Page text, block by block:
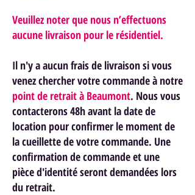
Veuillez noter que nous n’effectuons
aucune livraison pour le résidentiel.
Il n'y a aucun frais de livraison si vous
venez chercher votre commande à notre
point de retrait à Beaumont. Nous vous
contacterons 48h avant la date de
location pour confirmer le moment de
la cueillette de votre commande. Une
confirmation de commande et une
pièce d'identité seront demandées lors
du retrait.